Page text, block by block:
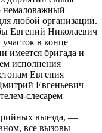
немаловажный
любой организации.
Евгений Николаевич
в конце
имеется бригада и
исполнения
Евгения
Евгеньевич
слесарем
выезда, —
все вызовы